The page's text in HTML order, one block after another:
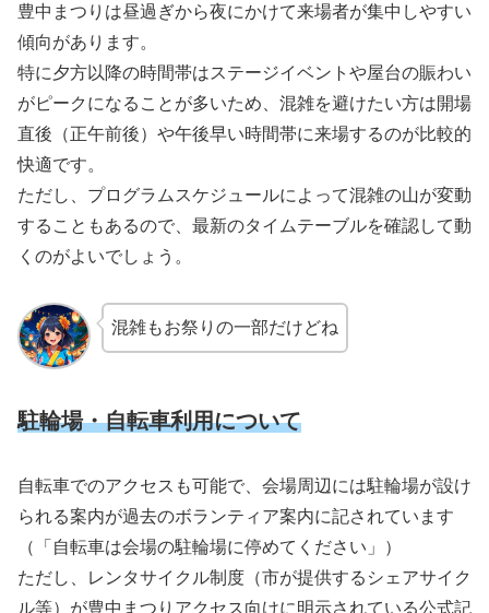
豊中まつりは昼過ぎから夜にかけて来場者が集中しやすい
傾向があります。
特に夕方以降の時間帯はステージイベントや屋台の賑わい
がピークになることが多いため、混雑を避けたい方は開場
直後（正午前後）や午後早い時間帯に来場するのが比較的
快適です。
ただし、プログラムスケジュールによって混雑の山が変動
することもあるので、最新のタイムテーブルを確認して動
くのがよいでしょう。
混雑もお祭りの一部だけどね
駐輪場・自転車利用について
自転車でのアクセスも可能で、会場周辺には駐輪場が設け
られる案内が過去のボランティア案内に記されています
（「自転車は会場の駐輪場に停めてください」）
ただし、レンタサイクル制度（市が提供するシェアサイク
ル等）が豊中まつりアクセス向けに明示されている公式記